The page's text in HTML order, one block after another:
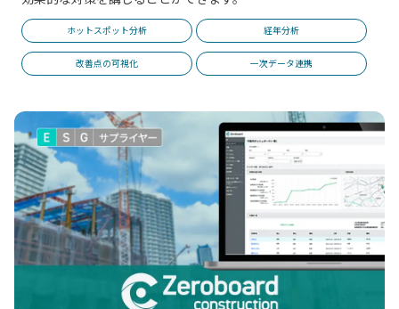
ホットスポット分析 経年分析
改善点の可視化 一次データ連携